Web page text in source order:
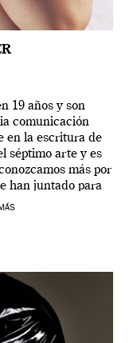
19 años y son
comunicación
en la escritura de
séptimo arte y es
más por
han juntado para